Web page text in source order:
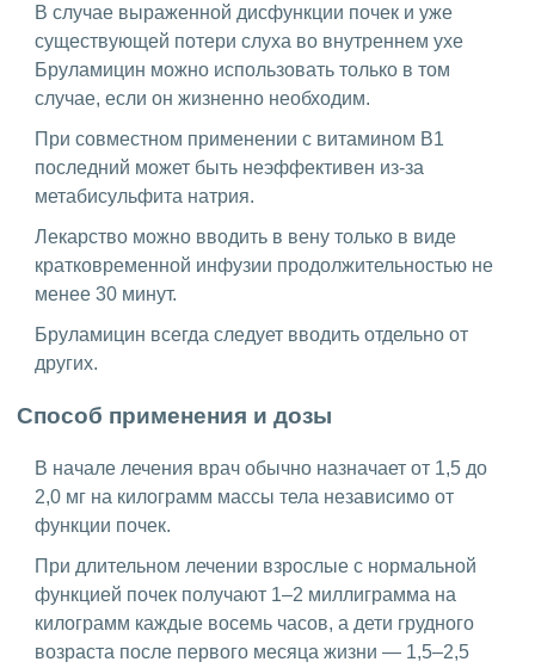
В случае выраженной дисфункции почек и уже
существующей потери слуха во внутреннем ухе
Бруламицин можно использовать только в том
случае, если он жизненно необходим.
При совместном применении с витамином B1
последний может быть неэффективен из-за
метабисульфита натрия.
Лекарство можно вводить в вену только в виде
кратковременной инфузии продолжительностью не
менее 30 минут.
Бруламицин всегда следует вводить отдельно от
других.
Способ применения и дозы
В начале лечения врач обычно назначает от 1,5 до
2,0 мг на килограмм массы тела независимо от
функции почек.
При длительном лечении взрослые с нормальной
функцией почек получают 1–2 миллиграмма на
килограмм каждые восемь часов, а дети грудного
возраста после первого месяца жизни — 1,5–2,5